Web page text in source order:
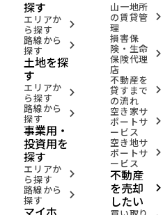
探す
エリアか
ら探す arrow_forward_ios
路線から
探す arrow_forward_ios
土地を探
す
エリアか
ら探す arrow_forward_ios
路線から
探す arrow_forward_ios
事業用・
投資用を
探す
エリアか
ら探す arrow_forward_ios
路線から
探す arrow_forward_ios
マイホ
山一地所
の賃貸管
理
arrow_forward_ios
損害保
険・生命
保険代理
店
arrow_forward_ios
不動産を
貸すまで
の流れ
arrow_forward_ios
空き家サ
ポートサ
ービス
arrow_forward_ios
空き地サ
ポートサ
ービス
arrow_forward_ios
不動産
を売却
したい
arrow_forward_ios